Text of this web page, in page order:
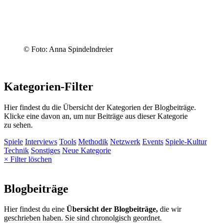
© Foto: Anna Spindelndreier
Kategorien-Filter
Hier findest du die Übersicht der Kategorien der Blogbeiträge.
Klicke eine davon an, um nur Beiträge aus dieser Kategorie
zu sehen.
Spiele Interviews Tools Methodik Netzwerk Events Spiele-Kultur
Technik Sonstiges Neue Kategorie
× Filter löschen
Blogbeiträge
Hier findest du eine Übersicht der Blogbeiträge, die wir
geschrieben haben. Sie sind chronolgisch geordnet.